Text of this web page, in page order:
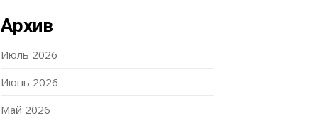
Архив
Июль 2026
Июнь 2026
Май 2026